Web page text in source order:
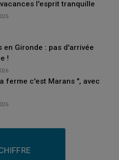
l'esprit tranquille
en Gironde : pas d'arrivée
!
ferme c'est Marans ", avec